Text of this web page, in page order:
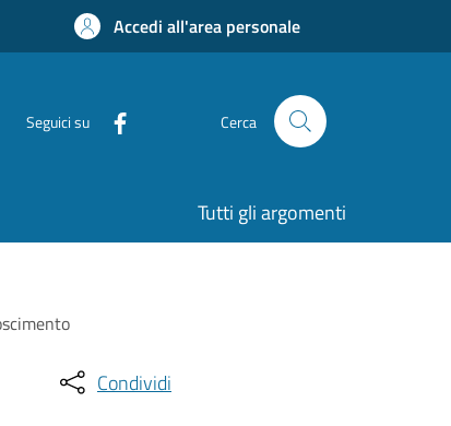
Accedi all'area personale
Seguici su Cerca
Tutti gli argomenti
Condividi